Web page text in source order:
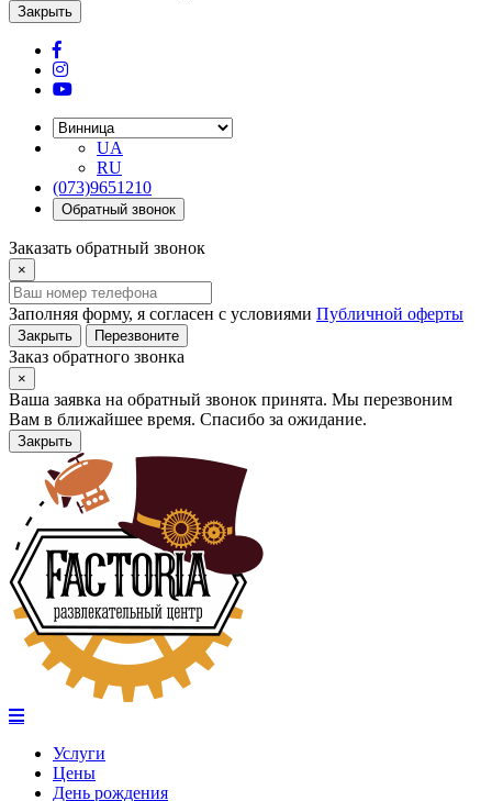
Закрыть
UA
RU
(073)9651210
Обратный звонок
Заказать обратный звонок
×
Заполняя форму, я согласен с условиями Публичной оферты
Закрыть Перезвоните
Заказ обратного звонка
×
Ваша заявка на обратный звонок принята. Мы перезвоним
Вам в ближайшее время. Спасибо за ожидание.
Закрыть
Услуги
Цены
День рождения